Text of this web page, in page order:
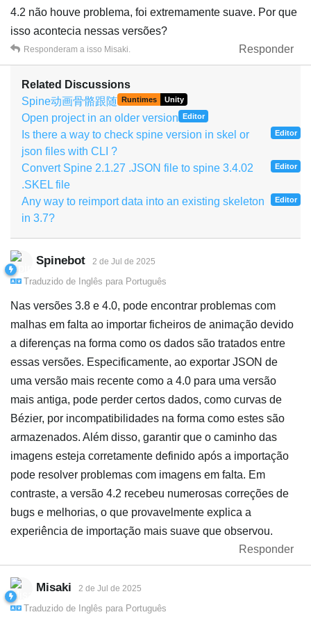
4.2 não houve problema, foi extremamente suave. Por que
isso acontecia nessas versões?
Responder
Responderam a isso Misaki.
Related Discussions
Spine动画骨骼跟随 Runtimes Unity
Open project in an older version Editor
Is there a way to check spine version in skel or
json files with CLI ?
Editor
Convert Spine 2.1.27 .JSON file to spine 3.4.02
.SKEL file
Editor
Any way to reimport data into an existing skeleton
in 3.7?
Editor
Spinebot 2 de Jul de 2025
Traduzido de Inglês para Português
Nas versões 3.8 e 4.0, pode encontrar problemas com
malhas em falta ao importar ficheiros de animação devido
a diferenças na forma como os dados são tratados entre
essas versões. Especificamente, ao exportar JSON de
uma versão mais recente como a 4.0 para uma versão
mais antiga, pode perder certos dados, como curvas de
Bézier, por incompatibilidades na forma como estes são
armazenados. Além disso, garantir que o caminho das
imagens esteja corretamente definido após a importação
pode resolver problemas com imagens em falta. Em
contraste, a versão 4.2 recebeu numerosas correções de
bugs e melhorias, o que provavelmente explica a
experiência de importação mais suave que observou.
Responder
Misaki 2 de Jul de 2025
Traduzido de Inglês para Português